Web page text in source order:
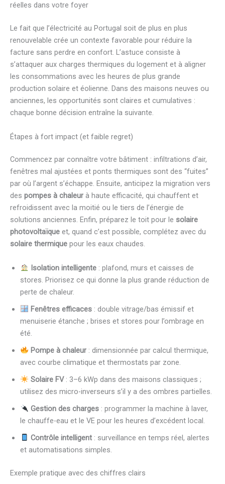
réelles dans votre foyer
Le fait que l’électricité au Portugal soit de plus en plus
renouvelable crée un contexte favorable pour réduire la
facture sans perdre en confort. L’astuce consiste à
s’attaquer aux charges thermiques du logement et à aligner
les consommations avec les heures de plus grande
production solaire et éolienne. Dans des maisons neuves ou
anciennes, les opportunités sont claires et cumulatives :
chaque bonne décision entraîne la suivante.
Étapes à fort impact (et faible regret)
Commencez par connaître votre bâtiment : infiltrations d’air,
fenêtres mal ajustées et ponts thermiques sont des “fuites”
par où l’argent s’échappe. Ensuite, anticipez la migration vers
des pompes à chaleur à haute efficacité, qui chauffent et
refroidissent avec la moitié ou le tiers de l’énergie de
solutions anciennes. Enfin, préparez le toit pour le solaire
photovoltaïque et, quand c’est possible, complétez avec du
solaire thermique pour les eaux chaudes.
Isolation intelligente: plafond, murs et caisses de
stores. Priorisez ce qui donne la plus grande réduction de
perte de chaleur.
Fenêtres efficaces: double vitrage/bas émissif et
menuiserie étanche ; brises et stores pour l’ombrage en
été.
Pompe à chaleur: dimensionnée par calcul thermique,
avec courbe climatique et thermostats par zone.
Solaire FV: 3–6 kWp dans des maisons classiques ;
utilisez des micro-inverseurs s’il y a des ombres partielles.
Gestion des charges: programmer la machine à laver,
le chauffe-eau et le VE pour les heures d’excédent local.
Contrôle intelligent: surveillance en temps réel, alertes
et automatisations simples.
Exemple pratique avec des chiffres clairs